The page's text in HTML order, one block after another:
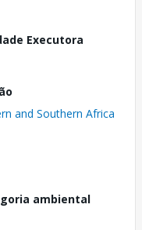
Executora
and Southern Africa
ambiental